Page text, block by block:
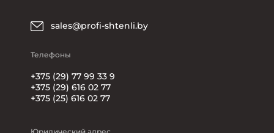
sales@profi-shtenli.by
Телефоны
+375 (29) 77 99 33 9
+375 (29) 616 02 77
+375 (25) 616 02 77